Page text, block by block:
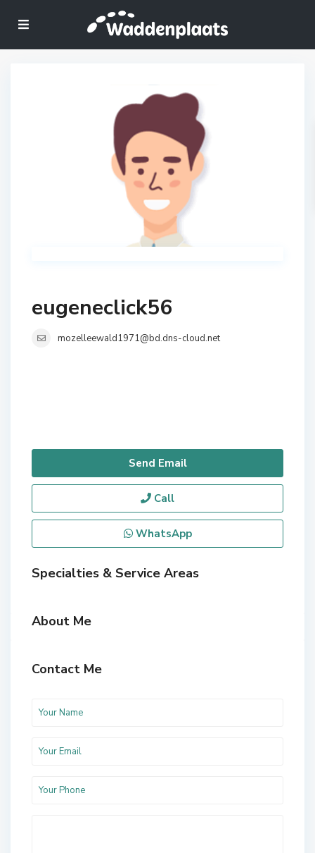
eugeneclick56
mozelleewald1971@bd.dns-cloud.net
Send Email
Call
WhatsApp
Specialties & Service Areas
About Me
Contact Me